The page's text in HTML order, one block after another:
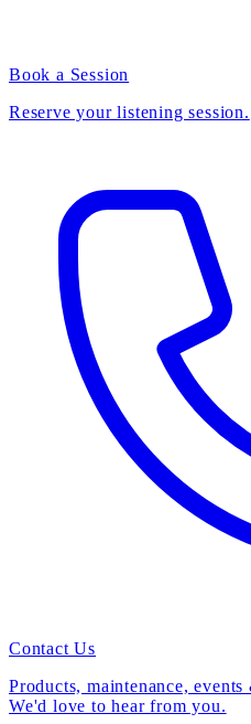
Book a Session
Reserve your listening session.
Contact Us
Products, maintenance,
We'd love to hear from you.